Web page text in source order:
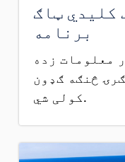
کلیدي ټاګ
برنامه
معلومات زده
څنګه ګډون
کولی شي.
Image